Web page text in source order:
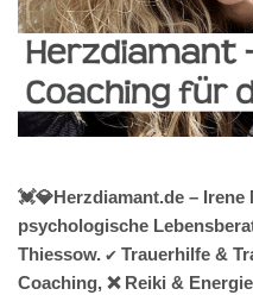
💓️💎Herzdiamant.de –
psychologische
Thiessow. ✔️ Trauerhilfe &
Coaching, ❌ Reiki &